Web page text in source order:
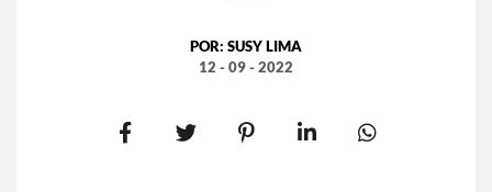
POR: SUSY LIMA
12 - 09 - 2022